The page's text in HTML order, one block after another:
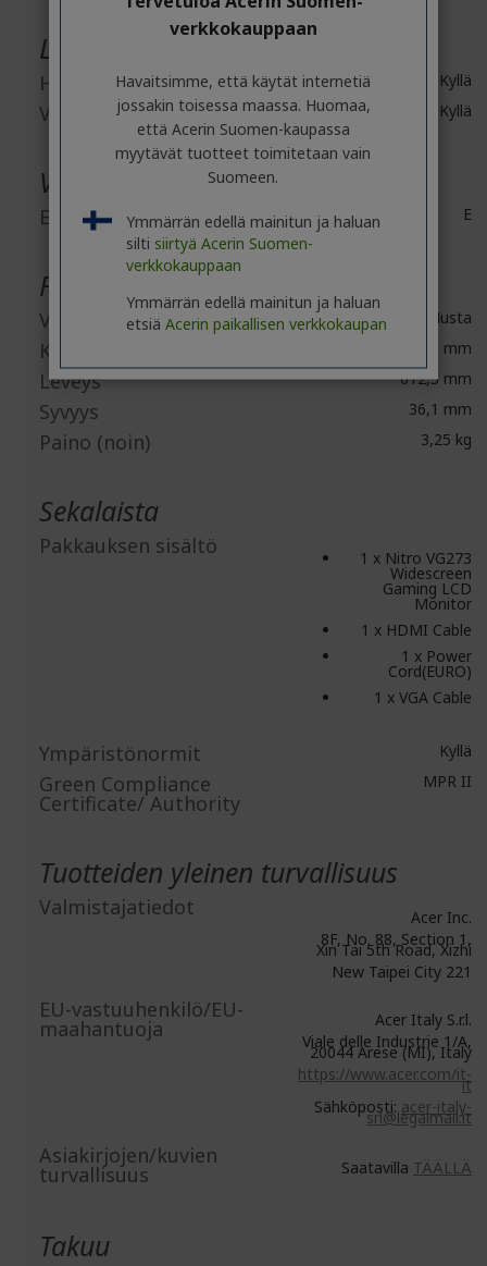
Liitännät/portit
HDMI Kyllä
VGA Kyllä
Virtaratkaisun kuvaus
Energiatehokkuusluokitus E
Fyysiset ominaisuudet
Väri Musta
Korkeus 436,1 mm
Leveys 612,3 mm
Syvyys 36,1 mm
Paino (noin) 3,25 kg
Sekalaista
Pakkauksen sisältö 1 x Nitro VG273
Widescreen
Gaming LCD
Monitor
1 x HDMI Cable
1 x Power
Cord(EURO)
1 x VGA Cable
Ympäristönormit Kyllä
Green Compliance
Certificate/ Authority
MPR II
Tuotteiden yleinen turvallisuus
Valmistajatiedot
Acer Inc.
8F, No. 88, Section 1,
Xin Tai 5th Road, Xizhi
New Taipei City 221
EU-vastuuhenkilö/EU-
maahantuoja
Acer Italy S.r.l.
Viale delle Industrie 1/A,
20044 Arese (MI), Italy
https://www.acer.com/it-
it
Sähköposti:acer-italy-
srl@legalmail.it
Asiakirjojen/kuvien
turvallisuus Saatavilla TÄÄLLÄ
Takuu
verkkokauppaan
Havaitsimme, että käytät internetiä
jossakin toisessa maassa. Huomaa,
että Acerin Suomen-kaupassa
myytävät tuotteet toimitetaan vain
Suomeen.
Ymmärrän edellä mainitun ja haluan
silti siirtyä Acerin Suomen-
verkkokauppaan
Ymmärrän edellä mainitun ja haluan
etsiä Acerin paikallisen verkkokaupan